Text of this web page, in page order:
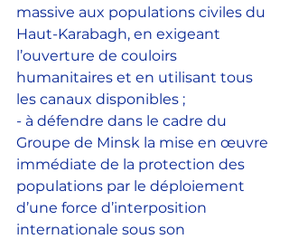
massive aux populations civiles du
Haut-Karabagh, en exigeant
l’ouverture de couloirs
humanitaires et en utilisant tous
les canaux disponibles ;
- à défendre dans le cadre du
Groupe de Minsk la mise en œuvre
immédiate de la protection des
populations par le déploiement
d’une force d’interposition
internationale sous son